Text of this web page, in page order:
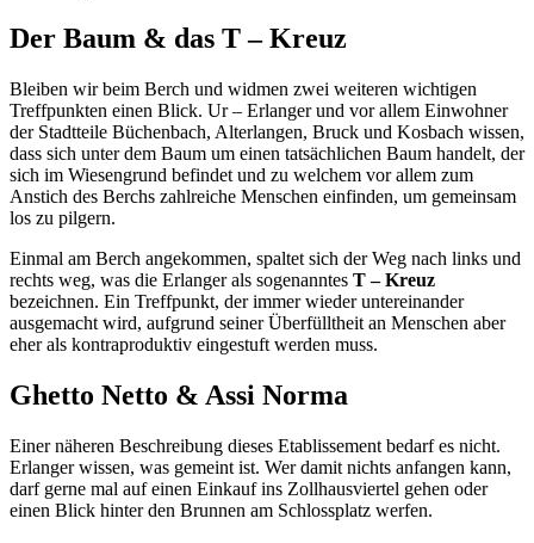
Der Baum & das T – Kreuz
Bleiben wir beim Berch und widmen zwei weiteren wichtigen
Treffpunkten einen Blick. Ur – Erlanger und vor allem Einwohner
der Stadtteile Büchenbach, Alterlangen, Bruck und Kosbach wissen,
dass sich unter dem Baum um einen tatsächlichen Baum handelt, der
sich im Wiesengrund befindet und zu welchem vor allem zum
Anstich des Berchs zahlreiche Menschen einfinden, um gemeinsam
los zu pilgern.
Einmal am Berch angekommen, spaltet sich der Weg nach links und
rechts weg, was die Erlanger als sogenanntes T – Kreuz
bezeichnen. Ein Treffpunkt, der immer wieder untereinander
ausgemacht wird, aufgrund seiner Überfülltheit an Menschen aber
eher als kontraproduktiv eingestuft werden muss.
Ghetto Netto & Assi Norma
Einer näheren Beschreibung dieses Etablissement bedarf es nicht.
Erlanger wissen, was gemeint ist. Wer damit nichts anfangen kann,
darf gerne mal auf einen Einkauf ins Zollhausviertel gehen oder
einen Blick hinter den Brunnen am Schlossplatz werfen.